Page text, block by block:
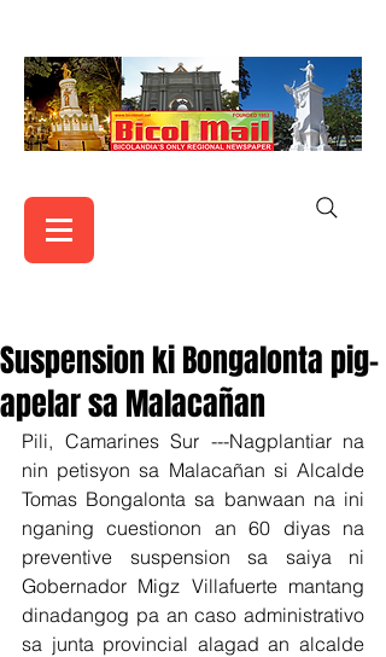
Suspension ki Bongalonta pig-
apelar sa Malacañan
Pili, Camarines Sur ---Nagplantiar na
nin petisyon sa Malacañan si Alcalde
Tomas Bongalonta sa banwaan na ini
nganing cuestionon an 60 diyas na
preventive suspension sa saiya ni
Gobernador Migz Villafuerte mantang
dinadangog pa an caso administrativo
sa junta provincial alagad an alcalde